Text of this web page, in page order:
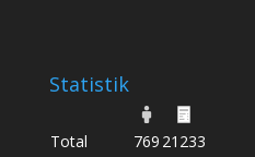
Statistik
Total 769 21233